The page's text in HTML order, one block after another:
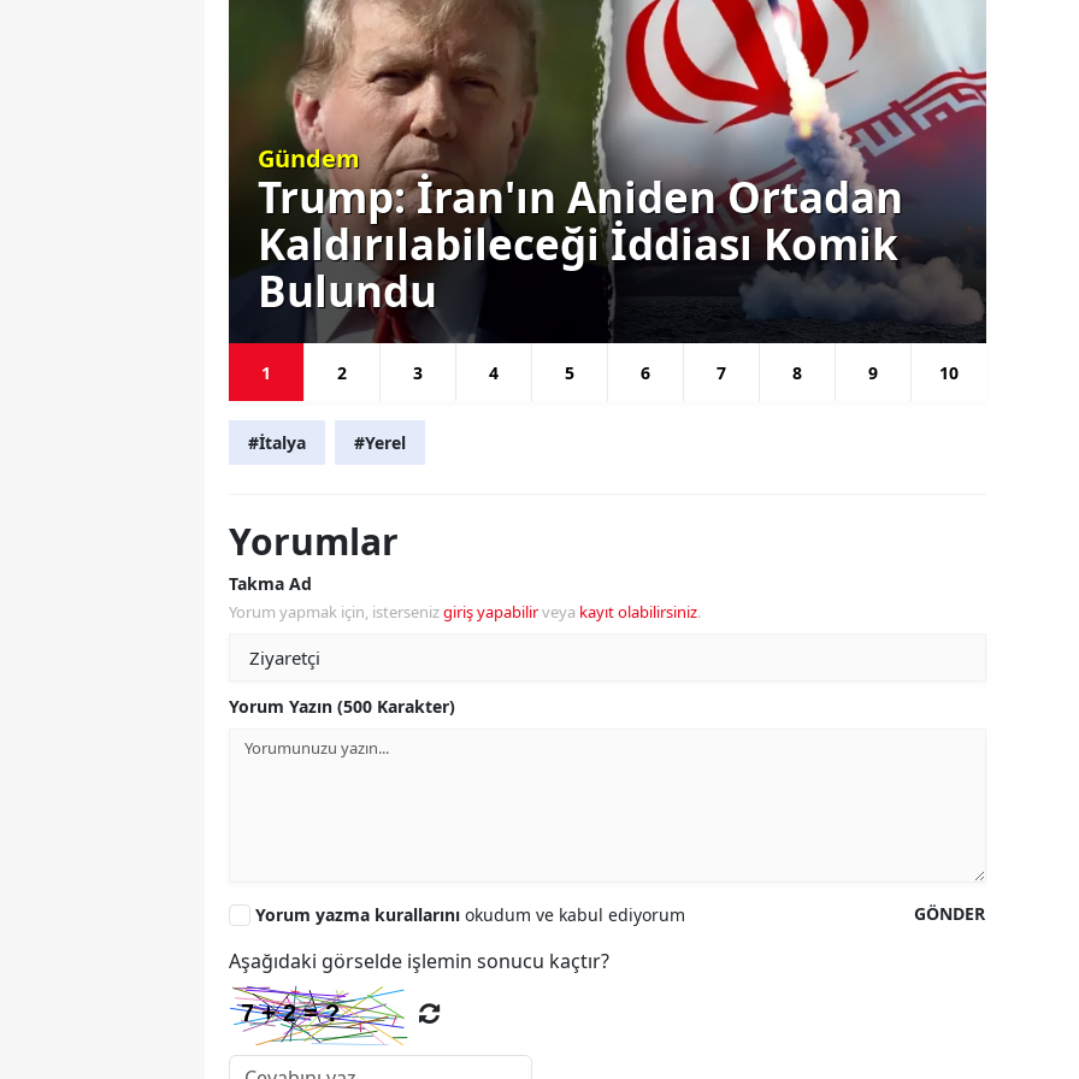
Gündem
Trump: İran'ın Aniden Ortadan
Kaldırılabileceği İddiası Komik
Bulundu
1 2 3 4 5 6 7 8 9 10
#İtalya #Yerel
Yorumlar
Takma Ad
Yorum yapmak için, istersenizgiriş yapabilirveya kayıt olabilirsiniz.
Yorum Yazın (500 Karakter)
GÖNDER
Yorum yazma kurallarını okudum ve kabul ediyorum
Aşağıdaki görselde işlemin sonucu kaçtır?